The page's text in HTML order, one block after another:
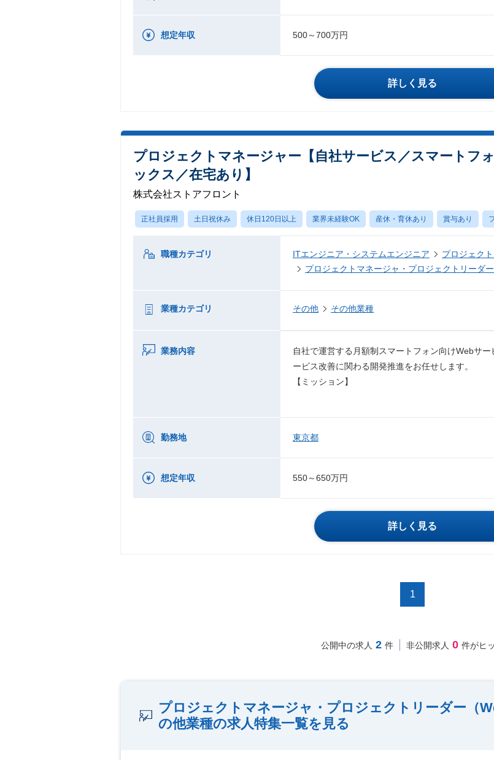
想定年収 500～700万円
詳しく見る
プロジェクトマネージャー【自社サービス／スマートフ
ックス／在宅あり】
株式会社ストアフロント
正社員採用 土日祝休み 休日120日以上 業界未経験OK 産休・育休あり 賞与あり
職種カテゴリ ITエンジニア・システムエンジニア
プロジェク
プロジェクトマネージャ・プロジェクトリーダ
業種カテゴリ その他 その他業種
業務内容
自社で運営する月額制スマートフォン向けWebサ
ービス改善に関わる開発推進をお任せします。
【ミッション】
勤務地 東京都
想定年収 550～650万円
詳しく見る
1
公開中の求人 2 件 非公開求人 0 件がヒ
プロジェクトマネージャ・プロジェクトリーダー（
の他業種の求人特集一覧を見る